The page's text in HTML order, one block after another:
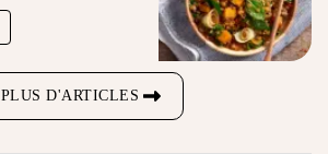
PLUS D'ARTICLES